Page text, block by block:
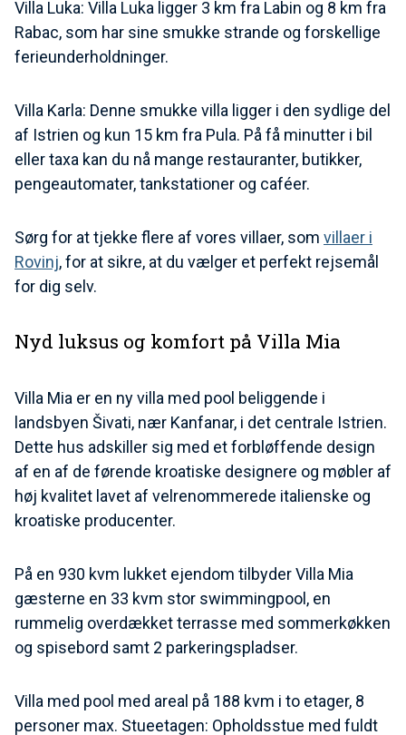
Villa Luka: Villa Luka ligger 3 km fra Labin og 8 km fra
Rabac, som har sine smukke strande og forskellige
ferieunderholdninger.
Villa Karla: Denne smukke villa ligger i den sydlige del
af Istrien og kun 15 km fra Pula. På få minutter i bil
eller taxa kan du nå mange restauranter, butikker,
pengeautomater, tankstationer og caféer.
Sørg for at tjekke flere af vores villaer, som villaer i
Rovinj, for at sikre, at du vælger et perfekt rejsemål
for dig selv.
Nyd luksus og komfort på Villa Mia
Villa Mia er en ny villa med pool beliggende i
landsbyen Šivati, nær Kanfanar, i det centrale Istrien.
Dette hus adskiller sig med et forbløffende design
af en af de førende kroatiske designere og møbler af
høj kvalitet lavet af velrenommerede italienske og
kroatiske producenter.
På en 930 kvm lukket ejendom tilbyder Villa Mia
gæsterne en 33 kvm stor swimmingpool, en
rummelig overdækket terrasse med sommerkøkken
og spisebord samt 2 parkeringspladser.
Villa med pool med areal på 188 kvm i to etager, 8
personer max. Stueetagen: Opholdsstue med fuldt